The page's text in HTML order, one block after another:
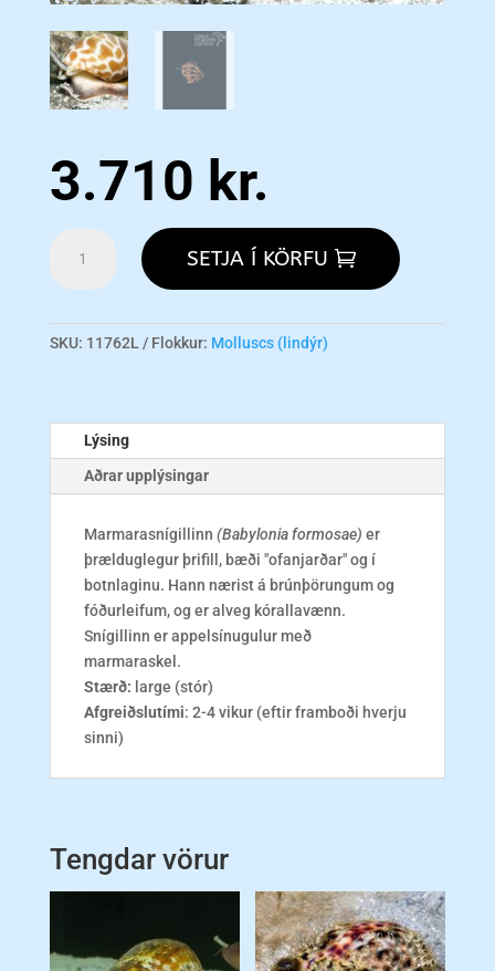
3.710 kr.
L
SETJA Í KÖRFU
SKU: 11762L Flokkur: Molluscs (lindýr)
Lýsing
Aðrar upplýsingar
Marmarasnígillinn (Babylonia formosae) er
þrælduglegur þrifill, bæði "ofanjarðar" og í
botnlaginu. Hann nærist á brúnþörungum og
fóðurleifum, og er alveg kórallavænn.
Snígillinn er appelsínugulur með
marmaraskel.
Stærð: large (stór)
Afgreiðslutími: 2-4 vikur (eftir framboði hverju
sinni)
Tengdar vörur